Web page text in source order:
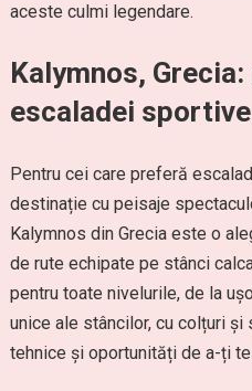
aceste culmi legendare.
Kalymnos,
escaladei sportive
Pentru cei care preferă
destinație cu peisaje
Kalymnos din Grecia este o
de rute echipate pe stânci
pentru toate nivelurile, de la
unice ale stâncilor, cu colțuri
tehnice și oportunități de a-ți